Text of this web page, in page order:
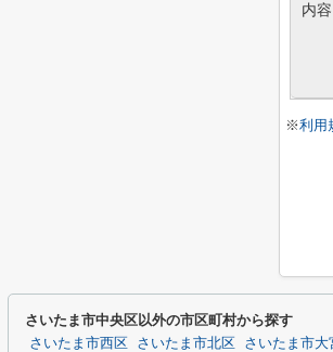
内容
※利用
さいたま市中央区以外の市区町村から探す
さいたま市西区 さいたま市北区 さいたま市大